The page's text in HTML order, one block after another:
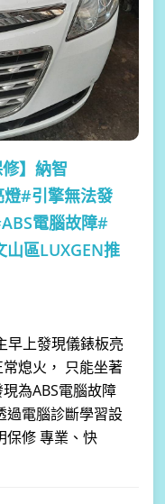
修】納智
#引擎無法發
電腦故障#
區LUXGEN推
早上發現儀錶板亮
熄火， 只能坐著
為ABS電腦故障
過電腦診斷學習設
保修 專業、快